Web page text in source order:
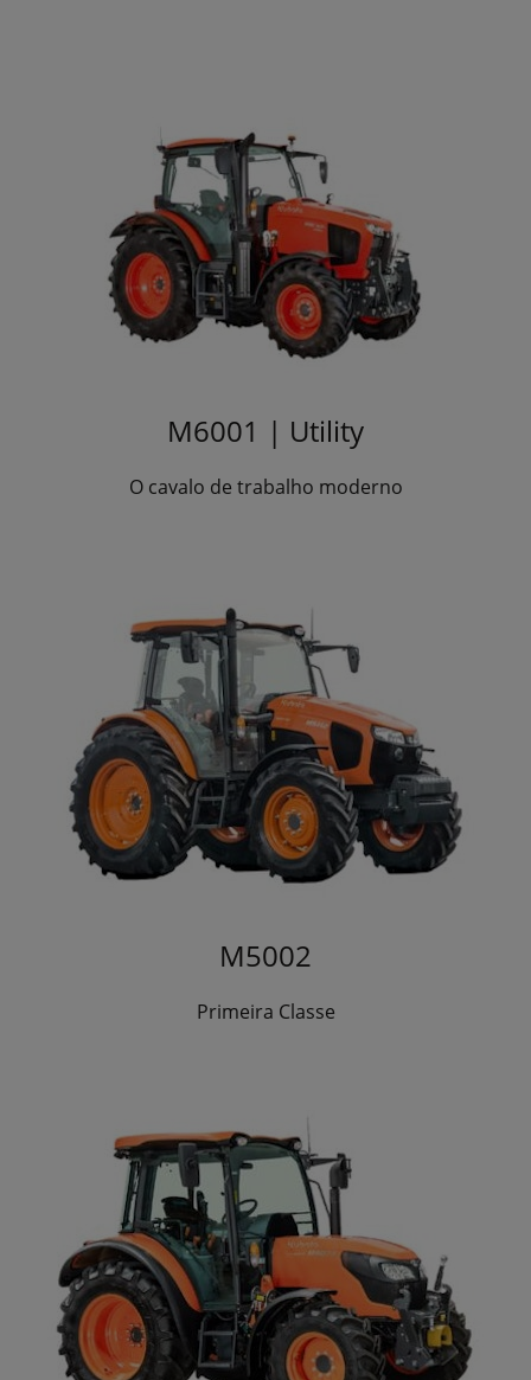
M6001 | Utility
O cavalo de trabalho moderno
M5002
Primeira Classe